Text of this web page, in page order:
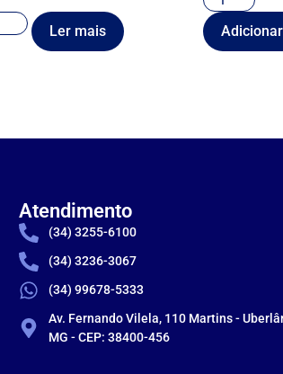
Ler mais
Atendimento
(34) 3255-6100
(34) 3236-3067
(34) 99678-5333
Av. Fernando Vilela, 110 Martins -
MG - CEP: 38400-456